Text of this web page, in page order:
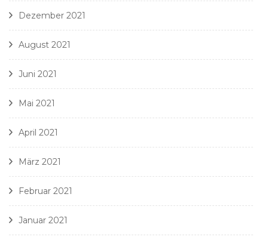
Dezember 2021
August 2021
Juni 2021
Mai 2021
April 2021
März 2021
Februar 2021
Januar 2021